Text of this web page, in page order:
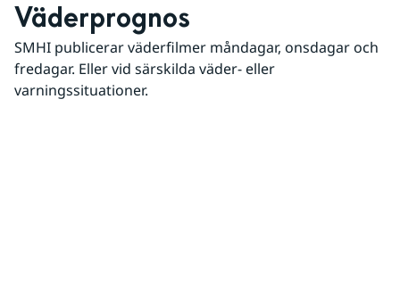
Väderprognos
SMHI publicerar väderfilmer måndagar, onsdagar och
fredagar. Eller vid särskilda väder- eller
varningssituationer.